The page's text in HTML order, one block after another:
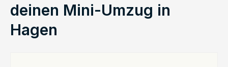
deinen Mini-Umzug in
Hagen